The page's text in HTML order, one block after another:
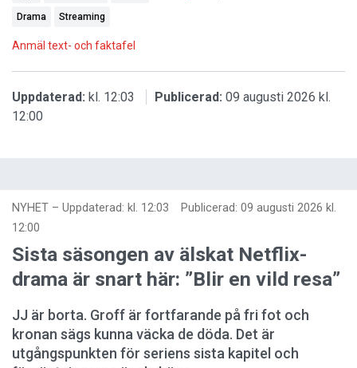
Drama Streaming
Anmäl text- och faktafel
Uppdaterad: kl. 12:03 Publicerad: 09 augusti 2026 kl.
12:00
NYHET – Uppdaterad: kl. 12:03 Publicerad: 09 augusti 2026 kl.
12:00
Sista säsongen av älskat Netflix-
drama är snart här: ”Blir en vild resa”
JJ är borta. Groff är fortfarande på fri fot och
kronan sägs kunna väcka de döda. Det är
utgångspunkten för seriens sista kapitel och